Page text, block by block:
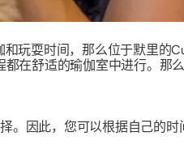
玩耍时间，那么位于默里的
在舒适的瑜伽室中进行。那
。因此，您可以根据自己的时